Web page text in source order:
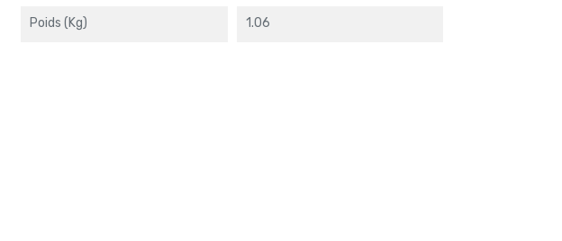
Poids (kg) 1.06